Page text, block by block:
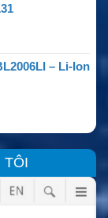
– Li-Ion
TÔI